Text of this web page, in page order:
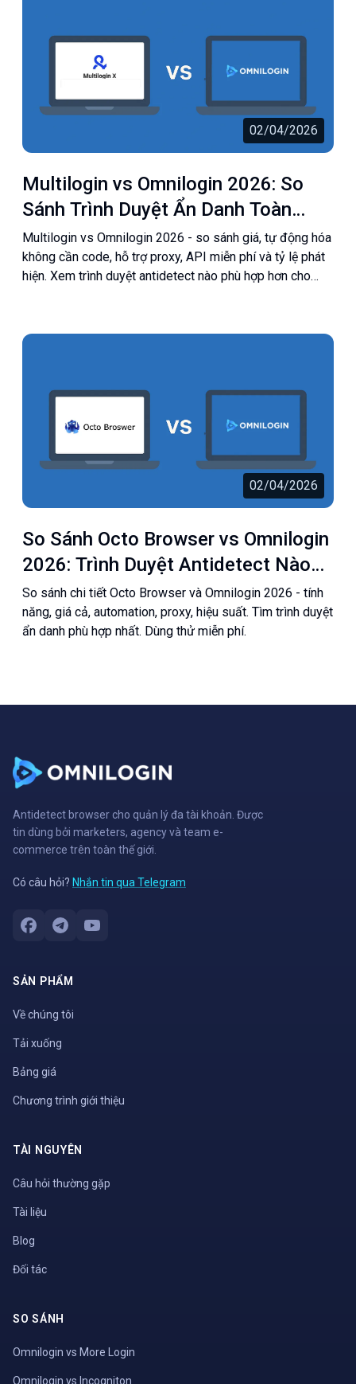
02/04/2026
Multilogin vs Omnilogin 2026: So
Sánh Trình Duyệt Ẩn Danh Toàn
Diện
Multilogin vs Omnilogin 2026 - so sánh giá, tự động hóa
không cần code, hỗ trợ proxy, API miễn phí và tỷ lệ phát
hiện. Xem trình duyệt antidetect nào phù hợp hơn cho
02/04/2026
So Sánh Octo Browser vs Omnilogin
2026: Trình Duyệt Antidetect Nào
Tốt Hơn?
So sánh chi tiết Octo Browser và Omnilogin 2026 - tính
năng, giá cả, automation, proxy, hiệu suất. Tìm trình duyệt
ẩn danh phù hợp nhất. Dùng thử miễn phí.
Antidetect browser cho quản lý đa tài khoản. Được
tin dùng bởi marketers, agency và team e-
commerce trên toàn thế giới.
Có câu hỏi? Nhắn tin qua Telegram
SẢN PHẨM
Về chúng tôi
Tải xuống
Bảng giá
Chương trình giới thiệu
TÀI NGUYÊN
Câu hỏi thường gặp
Tài liệu
Blog
Đối tác
SO SÁNH
Omnilogin vs More Login
Omnilogin vs Incogniton